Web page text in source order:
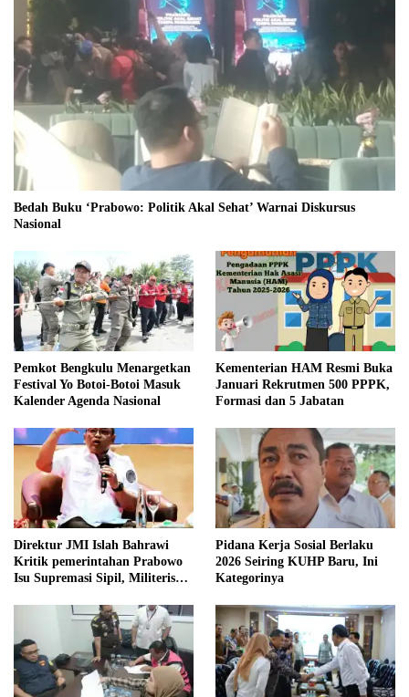
Bedah Buku ‘Prabowo: Politik Akal Sehat’ Warnai Diskursus
Nasional
Pemkot Bengkulu Menargetkan
Festival Yo Botoi-Botoi Masuk
Kalender Agenda Nasional
Kementerian HAM Resmi Buka
Januari Rekrutmen 500 PPPK,
Formasi dan 5 Jabatan
Direktur JMI Islah Bahrawi
Kritik pemerintahan Prabowo
Isu Supremasi Sipil, Militerisasi,
Pidana Kerja Sosial Berlaku
2026 Seiring KUHP Baru, Ini
Kategorinya